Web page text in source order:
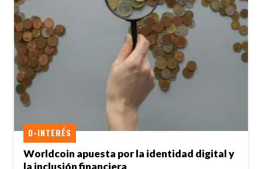
Worldcoin apuesta por la identidad digital y
D-INTERÉS